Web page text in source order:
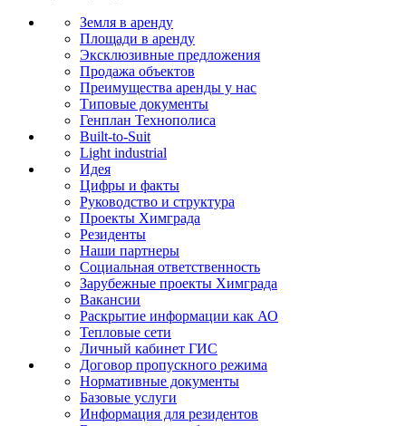
Земля в аренду
Площади в аренду
Эксклюзивные предложения
Продажа объектов
Преимущества аренды у нас
Типовые документы
Генплан Технополиса
Built-to-Suit
Light industrial
Идея
Цифры и факты
Руководство и структура
Проекты Химграда
Резиденты
Наши партнеры
Социальная ответственность
Зарубежные проекты Химграда
Вакансии
Раскрытие информации как АО
Тепловые сети
Личный кабинет ГИС
Договор пропускного режима
Нормативные документы
Базовые услуги
Информация для резидентов